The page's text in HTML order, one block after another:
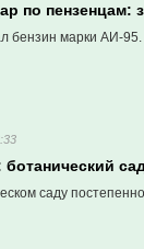
по пензенцам:
бензин марки АИ-95.
саду